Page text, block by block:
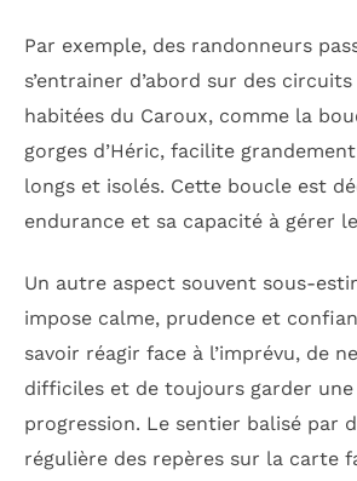
Par exemple, des randonneurs
s’entrainer d’abord sur des
habitées du Caroux, comme la
gorges d’Héric, facilite
longs et isolés. Cette boucle est
endurance et sa capacité à gérer
Un autre aspect souvent sous-
impose calme, prudence et
savoir réagir face à l’imprévu, de
difficiles et de toujours garder
progression. Le sentier balisé par
régulière des repères sur la carte